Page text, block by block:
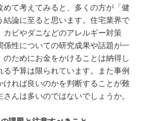
て考えてみると、多くの方が「健
論に至ると思います。住宅業界で
ビやダニなどのアレルギー対策
性についての研究成果や話題が一
ためにお金をかけることは納得し
予算は限られています。また事例
ければ良いのかを判断することが難
んは多いのではないでしょうか。